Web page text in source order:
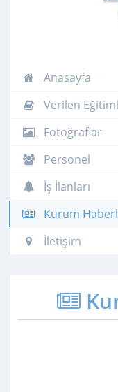
Anasayfa
Verilen
Fotoğraflar
Personel
İş İlanları
Kurum
İletişim